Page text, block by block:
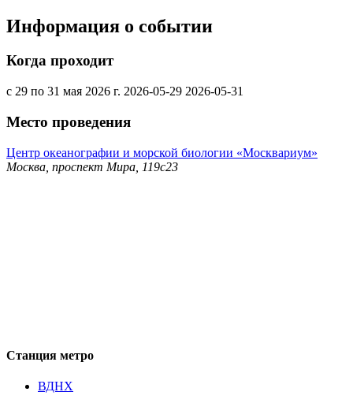
Информация о событии
Когда проходит
с 29 по 31 мая 2026 г. 2026-05-29 2026-05-31
Место проведения
Центр океанографии и морской биологии «Москвариум»
Москва, проспект Мира, 119с23
Станция метро
ВДНХ